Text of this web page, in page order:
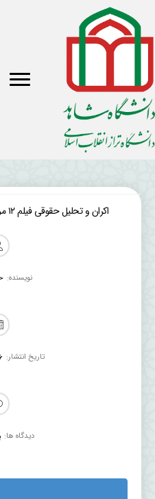
اکران و تحلیل حقوقی فیلم ۱۲ مرد خشمگین(12 Angry Men).
نویسنده:
تاریخ انتشار: 26
دیدگاه ها: